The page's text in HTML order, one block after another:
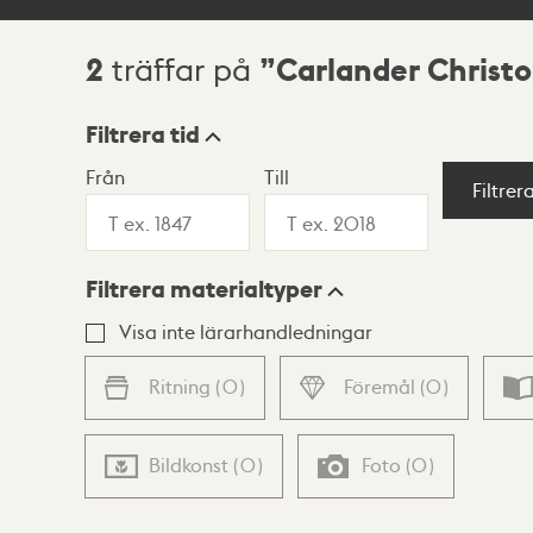
Sökresultat
2 träffar på Carlander
Visningsläge
Lista Karta
Filtrera tid
Från Till
Filtrera materialtyper
Visa inte lärarhandledningar
Ritning (0) Föremål (0)
Bildkonst (0) Foto (0)